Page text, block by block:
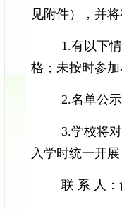
见附件） ，并
1.有以下
格；未按时参
2.名单公
3.学校将
入学时统一开
联 系 人：